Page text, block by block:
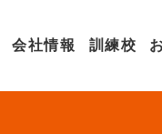
会社情報 訓練校